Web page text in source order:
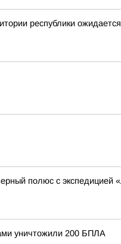
республики
полюс с экспедицией
уничтожили 200 БПЛА